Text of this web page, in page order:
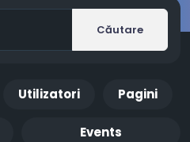
Căutare
Utilizatori Pagini
Events